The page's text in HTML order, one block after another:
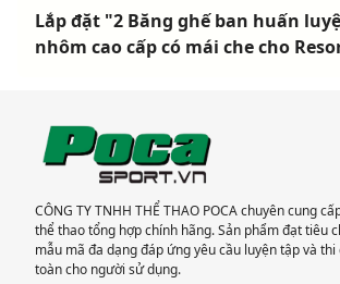
Lắp đặt "2 Băng ghế ban huấn
nhôm cao cấp có mái che cho
CÔNG TY TNHH THỂ THAO POCA chuyên cung
thể thao tổng hợp chính hãng. Sản phẩm đạt tiêu
mẫu mã đa dạng đáp ứng yêu cầu luyện tập và
toàn cho người sử dụng.